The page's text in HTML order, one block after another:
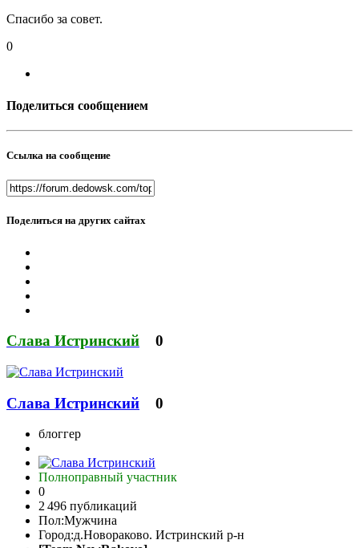
Спасибо за совет.
0
Поделиться сообщением
Ссылка на сообщение
Поделиться на других сайтах
Слава Истринский 0
Слава Истринский 0
блоггер
Полноправный участник
0
2 496 публикаций
Пол:Мужчина
Город:д.Новораково. Истринский р-н